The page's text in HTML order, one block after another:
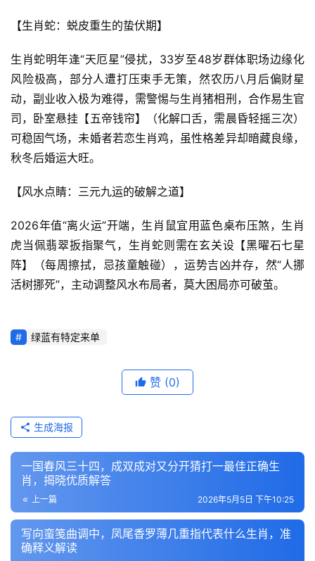
【生肖蛇：蜕皮重生的蛰伏期】
生肖蛇明年逢“天厄星”侵扰，33岁至48岁群体职场边缘化
风险极高，部分人遭打压束手无策，然农历八月后偏财星
动，副业收入极为难得，需警惕与生肖猪相刑，合作易生官
司，卧室悬挂【五帝钱帘】（化解口舌，需晨昏轻摇三次）
可稳固气场，未婚者若恋生肖鸡，虽性格差异却暗藏良缘，
秋冬后婚运大旺。
【风水点睛：三元九运的破解之道】
2026年值“离火运”开端，生肖鼠宜用蓝色桌布压煞，生肖
虎当佩翡翠扳指聚气，生肖蛇则需在玄关设【黑曜石七星
阵】（每周擦拭，忌孩童触碰），运势吉凶并存，然“人挪
活树挪死”，主动调整风水布局者，莫大困局亦可破茧。
绿蓝有特定来单
赞 (0)
生成海报
一国春风三十四，成双成对又分开猜打一最佳正确生
肖，揭晓优质解答
上一篇 2026年5月5日 下午10:25
写向蛮笺曲调中，凤尾香罗薄几重指代表什么生肖，准
确释义解读